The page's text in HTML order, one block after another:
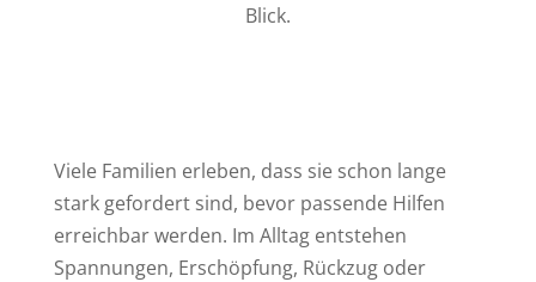
Blick.
Viele Familien erleben, dass sie schon lange
stark gefordert sind, bevor passende Hilfen
erreichbar werden. Im Alltag entstehen
Spannungen, Erschöpfung, Rückzug oder